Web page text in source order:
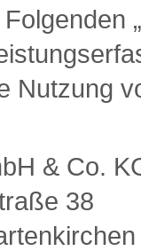
Nutzung
& Co.
38